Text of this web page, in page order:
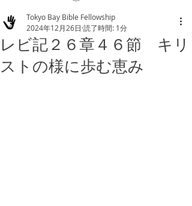
レビ記２６章４６節 キリ
ストの様に歩む恵み
Tokyo Bay Bible Fellowship
2024年12月26日 読了時間: 1分